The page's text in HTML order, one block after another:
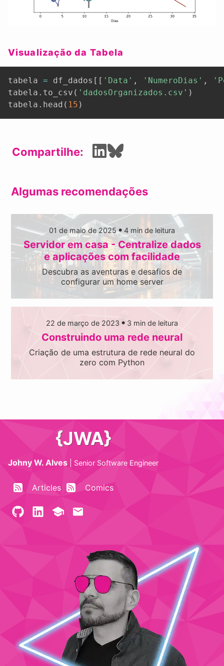
Visualização da Tabela
tabela = df_dados [ [ 'Data' , 'NumeroDias' ,
tabela . to_csv ( 'dadosOrganizados.csv' )
tabela . head ( 15 )
Compartilhe:
Algumas recomendações
01 de maio de 2025 ● 4 min de leitura
Servidor em casa - Centralize dados
e aplicações com facilidade
Descubra as aventuras e desafios de
configurar um home server
22 de março de 2023 ● 3 min de leitura
Construindo uma rede neural
Criação de uma estrutura de rede neural do
zero com Python
{JWA}
Johny W. Alves Senior Software Engineer
Articles Comics